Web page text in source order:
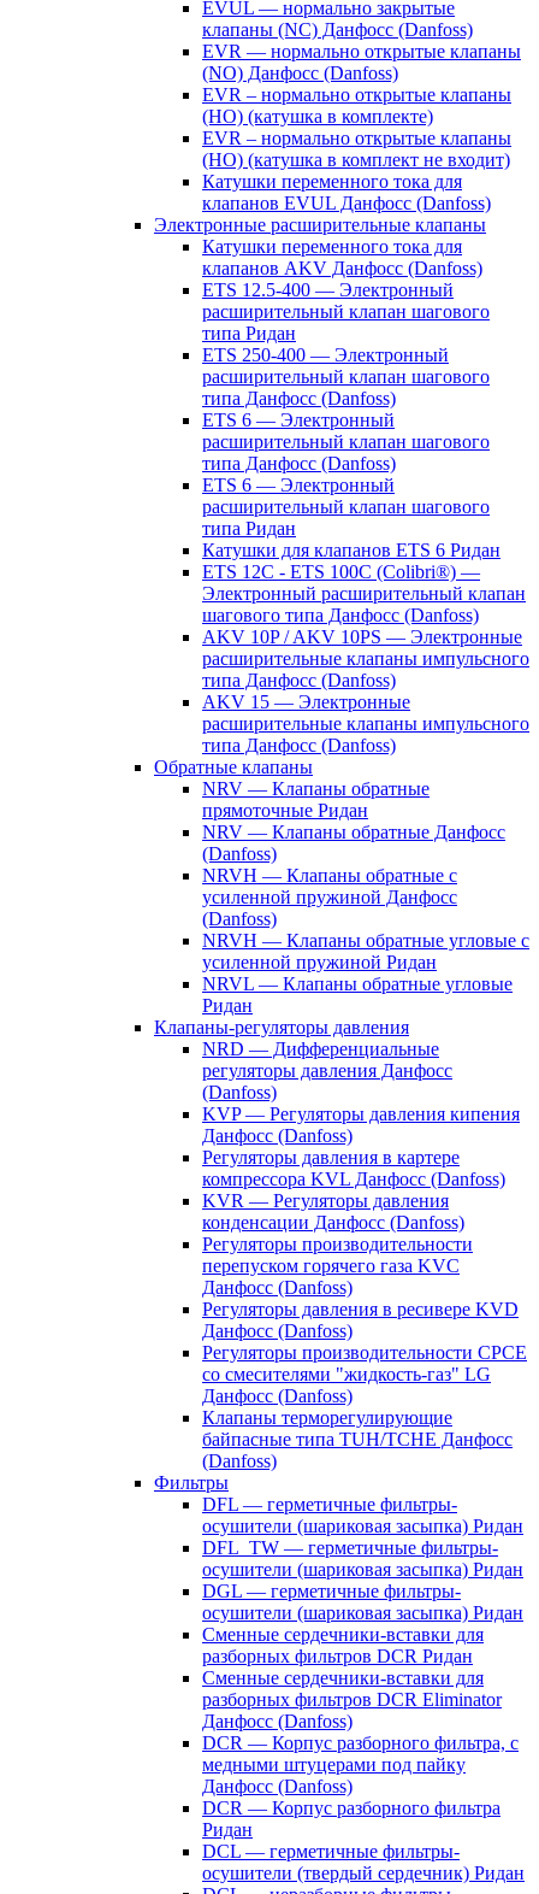
EVUL — нормально закрытые
клапаны (NC) Данфосс (Danfoss)
EVR — нормально открытые клапаны
(NO) Данфосс (Danfoss)
EVR – нормально открытые клапаны
(НО) (катушка в комплекте)
EVR – нормально открытые клапаны
(НО) (катушка в комплект не входит)
Катушки переменного тока для
клапанов EVUL Данфосс (Danfoss)
Электронные расширительные клапаны
Катушки переменного тока для
клапанов AKV Данфосс (Danfoss)
ETS 12.5-400 — Электронный
расширительный клапан шагового
типа Ридан
ETS 250-400 — Электронный
расширительный клапан шагового
типа Данфосс (Danfoss)
ETS 6 — Электронный
расширительный клапан шагового
типа Данфосс (Danfoss)
ETS 6 — Электронный
расширительный клапан шагового
типа Ридан
Катушки для клапанов ETS 6 Ридан
ETS 12C - ETS 100C (Colibri®) —
Электронный расширительный клапан
шагового типа Данфосс (Danfoss)
AKV 10P / AKV 10PS — Электронные
расширительные клапаны импульсного
типа Данфосс (Danfoss)
AKV 15 — Электронные
расширительные клапаны импульсного
типа Данфосс (Danfoss)
Обратные клапаны
NRV — Клапаны обратные
прямоточные Ридан
NRV — Клапаны обратные Данфосс
(Danfoss)
NRVH — Клапаны обратные с
усиленной пружиной Данфосс
(Danfoss)
NRVH — Клапаны обратные угловые с
усиленной пружиной Ридан
NRVL — Клапаны обратные угловые
Ридан
Клапаны-регуляторы давления
NRD — Дифференциальные
регуляторы давления Данфосс
(Danfoss)
KVP — Регуляторы давления кипения
Данфосс (Danfoss)
Регуляторы давления в картере
компрессора KVL Данфосс (Danfoss)
KVR — Регуляторы давления
конденсации Данфосс (Danfoss)
Регуляторы производительности
перепуском горячего газа KVC
Данфосс (Danfoss)
Регуляторы давления в ресивере KVD
Данфосс (Danfoss)
Регуляторы производительности CPCE
со смесителями "жидкость-газ" LG
Данфосс (Danfoss)
Клапаны терморегулирующие
байпасные типа TUH/TCHE Данфосс
(Danfoss)
Фильтры
DFL — герметичные фильтры-
осушители (шариковая засыпка) Ридан
DFL_TW — герметичные фильтры-
осушители (шариковая засыпка) Ридан
DGL — герметичные фильтры-
осушители (шариковая засыпка) Ридан
Сменные сердечники-вставки для
разборных фильтров DCR Ридан
Сменные сердечники-вставки для
разборных фильтров DCR Eliminator
Данфосс (Danfoss)
DCR — Корпус разборного фильтра, с
медными штуцерами под пайку
Данфосс (Danfoss)
DCR — Корпус разборного фильтра
Ридан
DCL — герметичные фильтры-
осушители (твердый сердечник) Ридан